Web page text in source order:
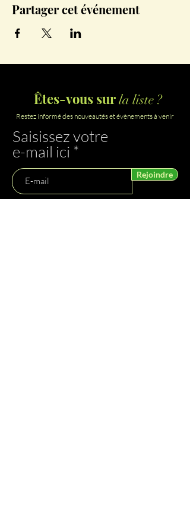
Partager cet événement
Êtes-vous surla liste ?
Restez informé des nouveautés et évènements à venir
Saisissez votre
e-mail ici
Rejoindre